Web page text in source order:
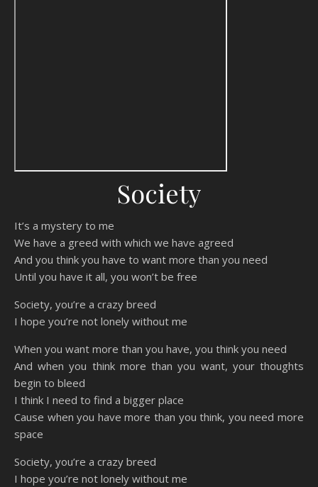
Society
It’s a mystery to me
We have a greed with which we have agreed
And you think you have to want more than you need
Until you have it all, you won’t be free
Society, you’re a crazy breed
I hope you’re not lonely without me
When you want more than you have, you think you need
And when you think more than you want, your thoughts
begin to bleed
I think I need to find a bigger place
Cause when you have more than you think, you need more
space
Society, you’re a crazy breed
I hope you’re not lonely without me